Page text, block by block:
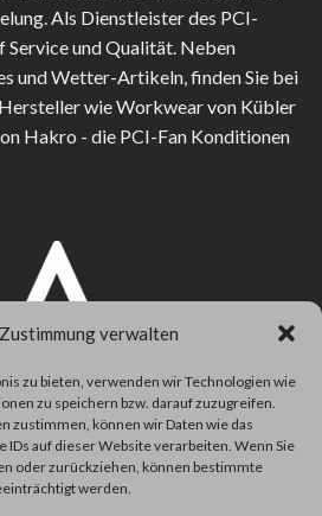
verwalten
zu bieten, verwenden wir Technologien wie
zu speichern bzw. darauf zuzugreifen.
zustimmen, können wir Daten wie das
auf dieser Website verarbeiten. Wenn Sie
oder zurückziehen, können bestimmte
werden.
Als Dienstleister des PCI-
Service und Qualität. Neben
und Wetter-Artikeln, finden Sie bei
wie Workwear von Kübler
Hakro - die PCI-Fan Konditionen